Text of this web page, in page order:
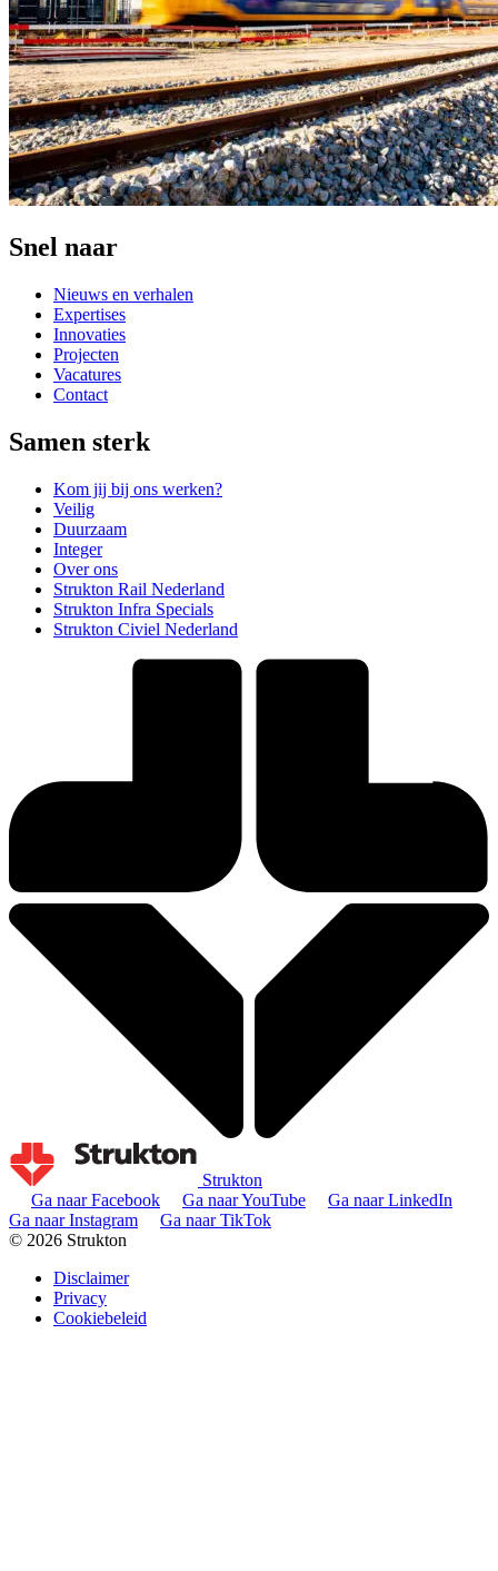
Snel naar
Nieuws en verhalen
Expertises
Innovaties
Projecten
Vacatures
Contact
Samen sterk
Kom jij bij ons werken?
Veilig
Duurzaam
Integer
Over ons
Strukton Rail Nederland
Strukton Infra Specials
Strukton Civiel Nederland
Strukton
Ga naar Facebook
Ga naar YouTube
Ga naar LinkedIn
Ga naar Instagram
Ga naar TikTok
© 2026 Strukton
Disclaimer
Privacy
Cookiebeleid